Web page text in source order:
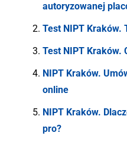
autoryzowanej
Test NIPT Kraków.
Test NIPT Kraków.
NIPT Kraków.
online
NIPT Kraków.
pro?